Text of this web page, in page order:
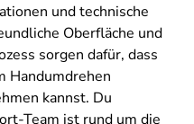
und technische
Oberfläche und
sorgen dafür, dass
Handumdrehen
kannst. Du
Team ist rund um die